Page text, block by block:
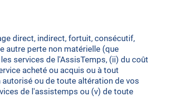
direct, indirect, fortuit, consécutif,
autre perte non matérielle (que
services de l'AssisTemps, (ii) du coût
acheté ou acquis ou à tout
ou de toute altération de vos
de l'assistemps ou (v) de toute